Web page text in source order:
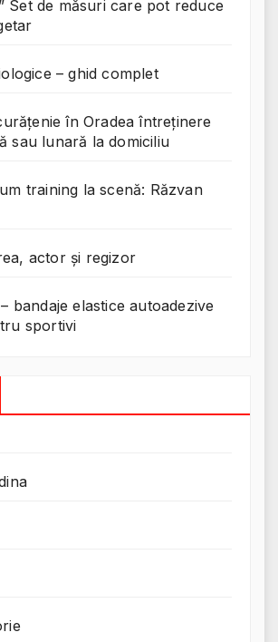
Set de măsuri care pot reduce
– ghid complet
în Oradea întreținere
sau lunară la domiciliu
training la scenă: Răzvan
actor și regizor
bandaje elastice autoadezive
sportivi